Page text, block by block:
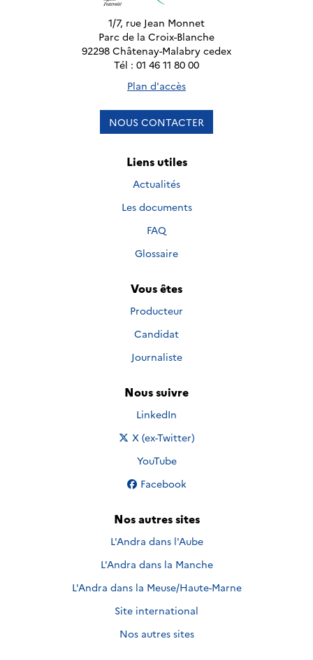
1/7, rue Jean Monnet
Parc de la Croix-Blanche
92298 Châtenay-Malabry cedex
Tél : 01 46 11 80 00
Plan d'accès
NOUS CONTACTER
Liens utiles
Actualités
Les documents
FAQ
Glossaire
Vous êtes
Producteur
Candidat
Journaliste
Nous suivre
Nous suivre sur
LinkedIn
Nous suivre sur
X (ex-Twitter)
Nous suivre sur
YouTube
Nous suivre sur
Facebook
Nos autres sites
L'Andra dans l'Aube
L'Andra dans la Manche
L'Andra dans la Meuse/Haute-Marne
Site international
Nos autres sites